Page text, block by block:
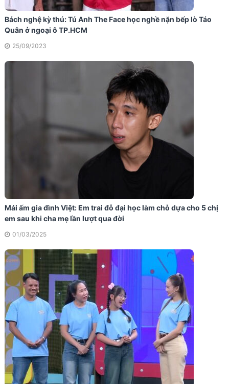
Bách nghệ kỳ thú: Tú Anh The Face học nghề nặn bếp lò Táo
Quân ở ngoại ô TP.HCM
25/09/2023
Mái ấm gia đình Việt: Em trai đỗ đại học làm chỗ dựa cho 5 chị
em sau khi cha mẹ lần lượt qua đời
01/03/2025